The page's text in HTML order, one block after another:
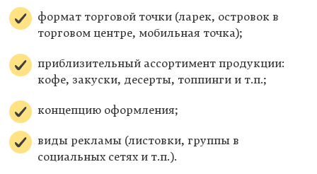
формат торговой точки (ларек, островок в
торговом центре, мобильная точка);
приблизительный ассортимент продукции:
кофе, закуски, десерты, топпинги и т.п.;
концепцию оформления;
виды рекламы (листовки, группы в
социальных сетях и т.п.).